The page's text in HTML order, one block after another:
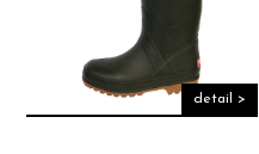
detail >